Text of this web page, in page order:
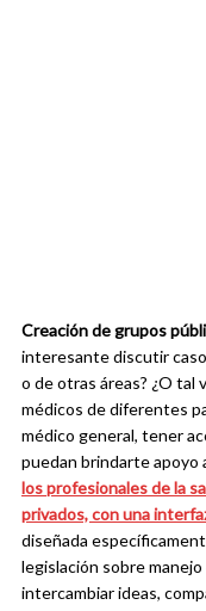
Creación de grupos
interesante discutir
o de otras áreas? ¿O tal
médicos de diferentes
médico general, tener
puedan brindarte apoyo
los profesionales de la
privados, con una
diseñada
legislación sobre
intercambiar ideas,